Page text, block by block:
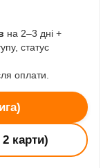
на 2–3 дні +
статус
оплати.
карти)